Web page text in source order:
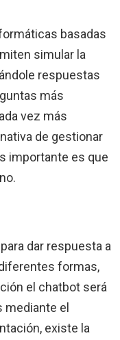
basadas
simular la
respuestas
más
vez más
de gestionar
importante es que
dar respuesta a
formas,
el chatbot será
mediante el
existe la